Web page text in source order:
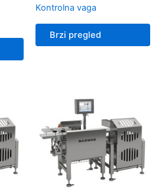
Kontrolna vaga
Brzi pregled